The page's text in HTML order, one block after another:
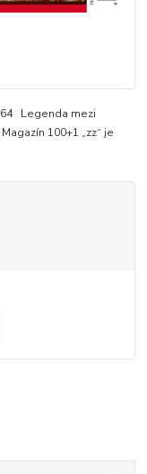
Legenda mezi
100+1 „zz“ je